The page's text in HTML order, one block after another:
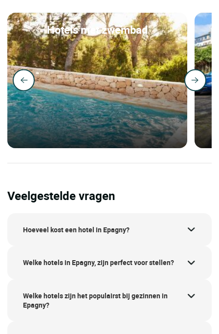
Hotels met zwembad
Veelgestelde vragen
Hoeveel kost een hotel in Epagny?
Welke hotels in Epagny, zijn perfect voor stellen?
Welke hotels zijn het populairst bij gezinnen in
Epagny?